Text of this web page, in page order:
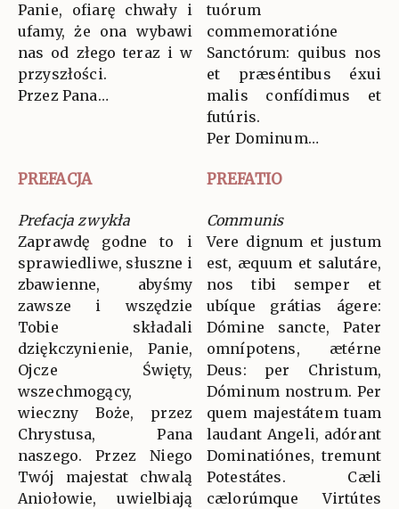
Panie, ofiarę chwały i
ufamy, że ona wybawi
nas od złego teraz i w
przyszłości.
Przez Pana…
tuórum
commemoratióne
Sanctórum: quibus nos
et præséntibus éxui
malis confídimus et
futúris.
Per Dominum…
PREFACJA PREFATIO
Prefacja zwykła
Zaprawdę godne to i
sprawiedliwe, słuszne i
zbawienne, abyśmy
zawsze i wszędzie
Tobie składali
dziękczynienie, Panie,
Ojcze Święty,
wszechmogący,
wieczny Boże, przez
Chrystusa, Pana
naszego. Przez Niego
Twój majestat chwalą
Aniołowie, uwielbiają
Communis
Vere dignum et justum
est, æquum et salutáre,
nos tibi semper et
ubíque grátias ágere:
Dómine sancte, Pater
omnípotens, ætérne
Deus: per Christum,
Dóminum nostrum. Per
quem majestátem tuam
laudant Angeli, adórant
Dominatiónes, tremunt
Potestátes. Cæli
cælorúmque Virtútes